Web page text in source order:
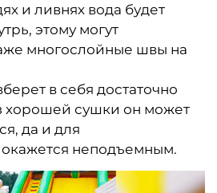
и ливнях вода будет
этому могут
многослойные швы на
в себя достаточно
хорошей сушки он может
да и для
неподъемным.